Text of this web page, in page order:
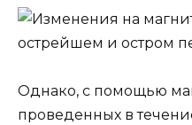
Однако, с помощью
проведенных в